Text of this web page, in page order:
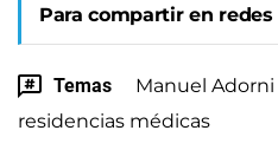
Para compartir en redes
Temas Manuel Adorni
residencias médicas